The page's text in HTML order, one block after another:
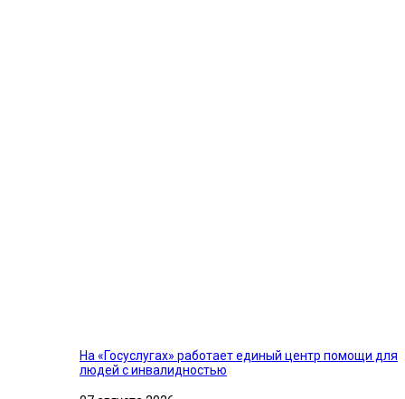
На «Госуслугах» работает единый центр помощи для
людей с инвалидностью